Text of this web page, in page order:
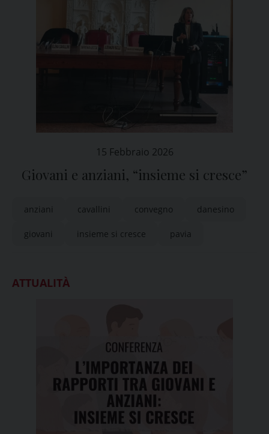
15 Febbraio 2026
Giovani e anziani, “insieme si cresce”
anziani cavallini convegno danesino
giovani insieme si cresce pavia
ATTUALITÀ